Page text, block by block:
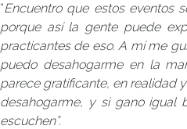
“Encuentro que estos eventos
porque así la gente puede
practicantes de eso. A mí me
puedo desahogarme en la
parece gratificante, en realidad
desahogarme, y si gano igual
escuchen”.